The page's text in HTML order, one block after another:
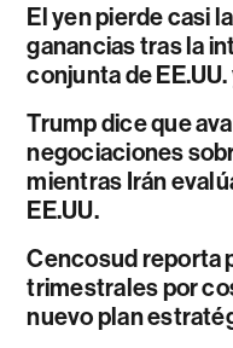
El yen pierde casi
ganancias tras la
conjunta de
Trump dice que
negociaciones
mientras Irán
EE.UU.
Cencosud reporta
trimestrales por
nuevo plan